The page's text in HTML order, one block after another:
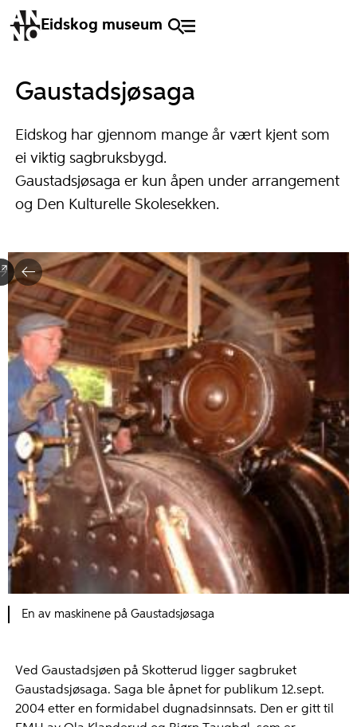
Eidskog museum
Gaustadsjøsaga
Eidskog har gjennom mange år vært kjent som
ei viktig sagbruksbygd.
Gaustadsjøsaga er kun åpen under arrangement
og Den Kulturelle Skolesekken.
En av maskinene på Gaustadsjøsaga
Ved Gaustadsjøen på Skotterud ligger sagbruket
Gaustadsjøsaga. Saga ble åpnet for publikum 12.sept.
2004 etter en formidabel dugnadsinnsats. Den er gitt til